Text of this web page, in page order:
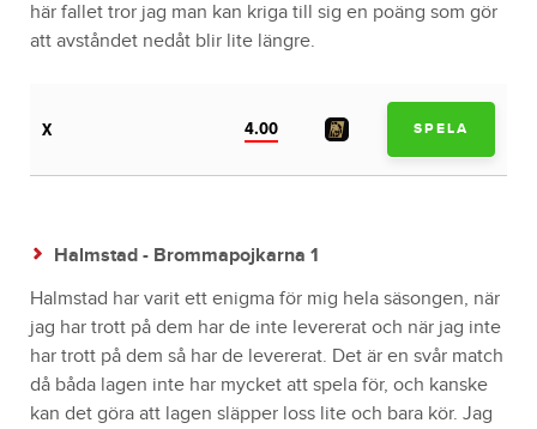
här fallet tror jag man kan kriga till sig en poäng som gör
att avståndet nedåt blir lite längre.
X 4.00 SPELA
Halmstad - Brommapojkarna 1
Halmstad har varit ett enigma för mig hela säsongen, när
jag har trott på dem har de inte levererat och när jag inte
har trott på dem så har de levererat. Det är en svår match
då båda lagen inte har mycket att spela för, och kanske
kan det göra att lagen släpper loss lite och bara kör. Jag